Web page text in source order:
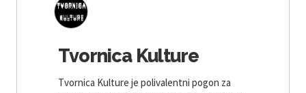
Tvornica Kulture
Tvornica Kulture je polivalentni pogon za